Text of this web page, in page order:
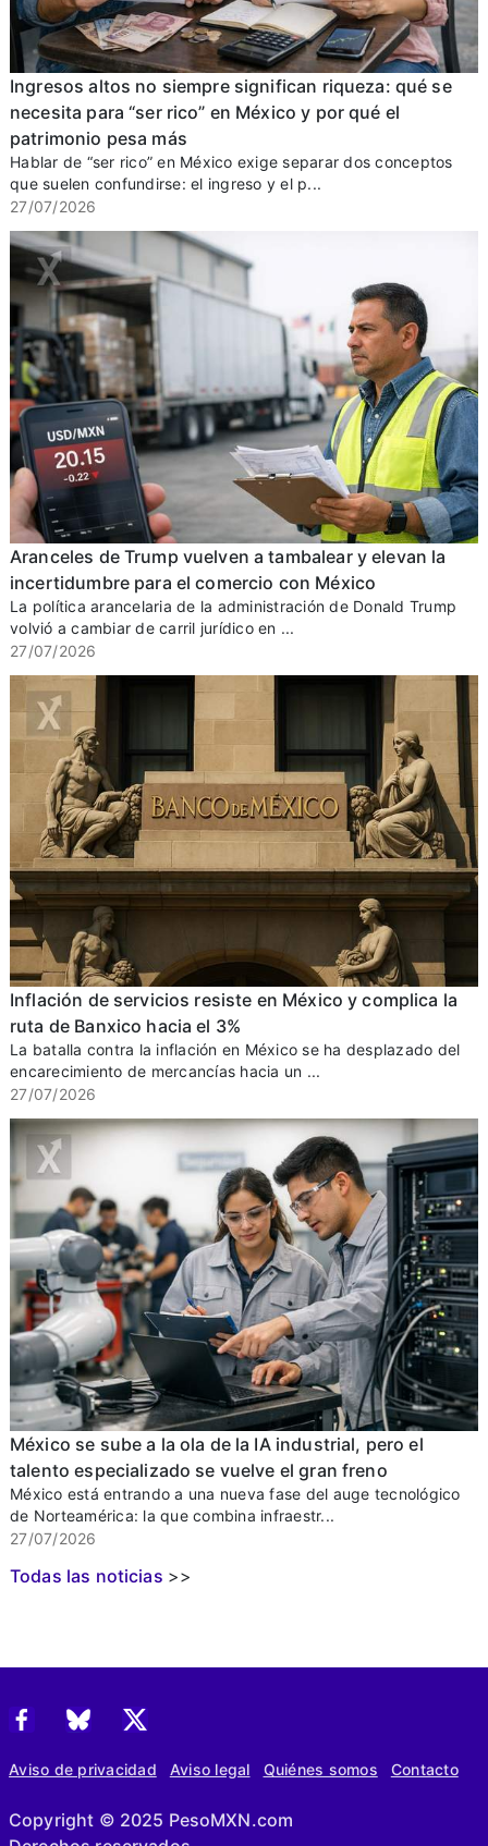
Ingresos altos no siempre significan riqueza: qué se
necesita para “ser rico” en México y por qué el
patrimonio pesa más
Hablar de “ser rico” en México exige separar dos conceptos
que suelen confundirse: el ingreso y el p...
27/07/2026
Aranceles de Trump vuelven a tambalear y elevan la
incertidumbre para el comercio con México
La política arancelaria de la administración de Donald Trump
volvió a cambiar de carril jurídico en ...
27/07/2026
Inflación de servicios resiste en México y complica la
ruta de Banxico hacia el 3%
La batalla contra la inflación en México se ha desplazado del
encarecimiento de mercancías hacia un ...
27/07/2026
México se sube a la ola de la IA industrial, pero el
talento especializado se vuelve el gran freno
México está entrando a una nueva fase del auge tecnológico
de Norteamérica: la que combina infraestr...
27/07/2026
Todas las noticias >>
Aviso de privacidad Aviso legal Quiénes somos Contacto
Copyright © 2025 PesoMXN.com